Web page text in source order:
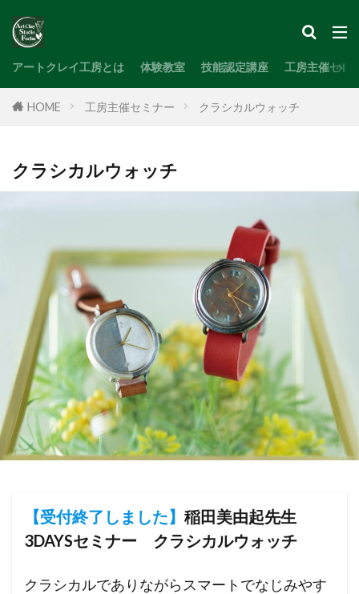
アートクレイ工房とは 体験教室 技能認定講座 工房主催セミ
HOME 工房主催セミナー クラシカルウォッチ
クラシカルウォッチ
【受付終了しました】 稲田美由起先生
3DAYSセミナー クラシカルウォッチ
クラシカルでありながらスマートでなじみやす